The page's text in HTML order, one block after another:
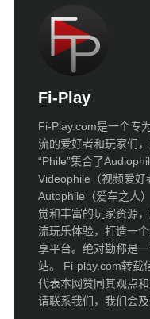
Fi-Play
Fi-Play.com是一个专
流的爱好者和玩家们
“Phile”集合了
Videophile（视频爱好
Autophile（爱车之人
觉和丰富的玩家资源
流玩乐体验，打造一
享平台。绝对勘称是
站。 Fi-play.com转载
代表本网赞同其观点
请联系我们，我们会及